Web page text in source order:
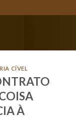
CÍVEL
À